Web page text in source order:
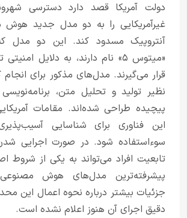
دولت آمریکا قصد دارد دسترسی
غیرآمریکایی را به دو مدل جدید
«میتوس ۵» نام دارند، به دلایل
قرار می‌گیرند. مدل‌های مذکور برای انجام
نظیر تولید و تحلیل متن،
پیچیده طراحی شده‌اند. مقامات
این فناوری برای شناسایی
سوءاستفاده شود. در صورت اجرایی
تابعیت افراد می‌تواند به یکی از شروط
پیشرفته‌ترین مدل‌های هوش
جزئیات بیشتر درباره نحوه اعمال این
دقیق اجرای آن هنوز اعلام نشده است.